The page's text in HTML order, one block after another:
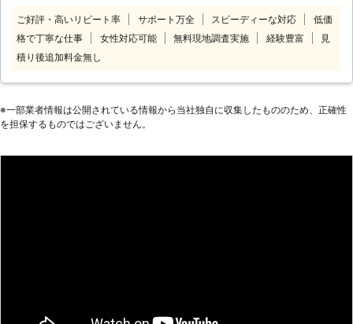
駐車場の雪かき、除雪から屋根の雪下
ろしまで承っています。多様に対応で
保だけお願い」といったご要望も承り
ます。 排雪もおこなっているため、
ックへの詰め込み、融雪機を使ってそ
ご好評・高いリピート率 サポート万全 スピーディーな対応
低価
格で丁寧な仕事
女性対応可能 無料現地調査実施 経験豊富
見
積り後追加料金無し
※⼀部業者情報は公開されている情報から当社独⾃に収集したもののため、正確性
を担保するものではございません。